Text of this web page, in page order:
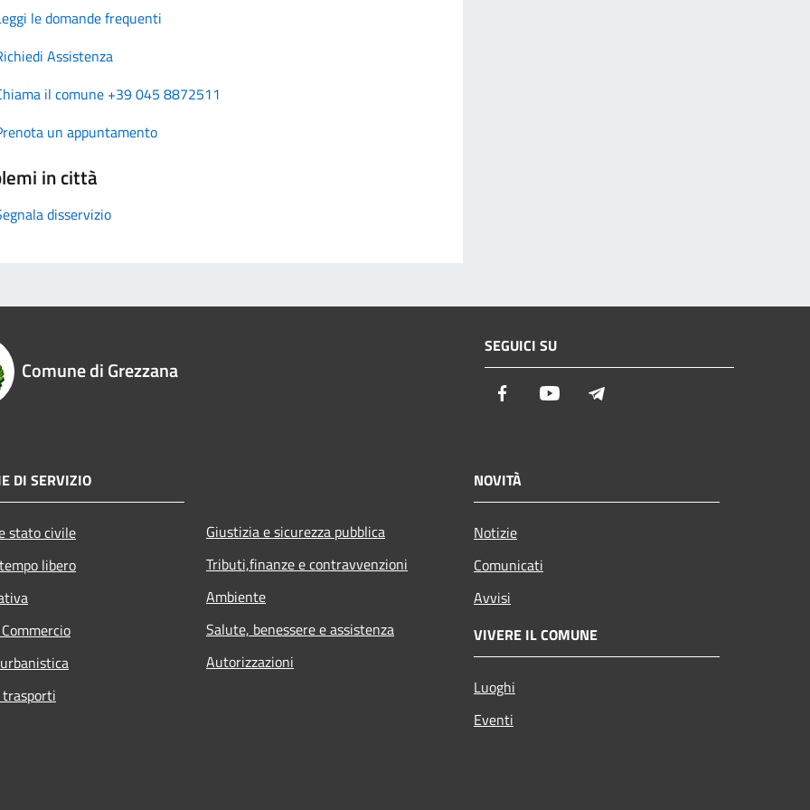
le domande frequenti
Assistenza
il comune +39 045 8872511
un appuntamento
in città
disservizio
Comune di Grezzana
SEGUICI SU
Facebook Youtube
DI SERVIZIO
stato civile
libero
Giustizia e sicurezza pubblica
Tributi,finanze e contravvenzioni
Ambiente
Salute, benessere e assistenza
Autorizzazioni
NOVITÀ
Notizie
Comunicati
Avvisi
VIVERE IL COMUNE
Luoghi
Eventi